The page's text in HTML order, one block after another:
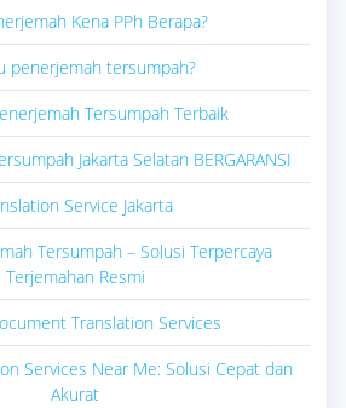
Kena PPh Berapa?
penerjemah tersumpah?
Tersumpah Terbaik
Jakarta Selatan BERGARANSI
Service Jakarta
Tersumpah – Solusi Terpercaya
Terjemahan Resmi
Translation Services
Services Near Me: Solusi Cepat dan
Akurat